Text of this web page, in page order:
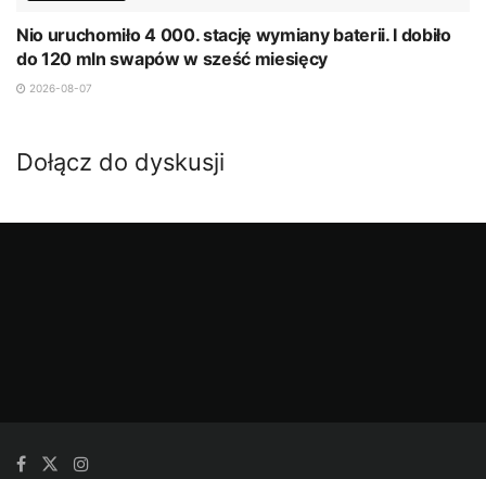
Nio uruchomiło 4 000. stację wymiany baterii. I dobiło
do 120 mln swapów w sześć miesięcy
2026-08-07
Dołącz do dyskusji